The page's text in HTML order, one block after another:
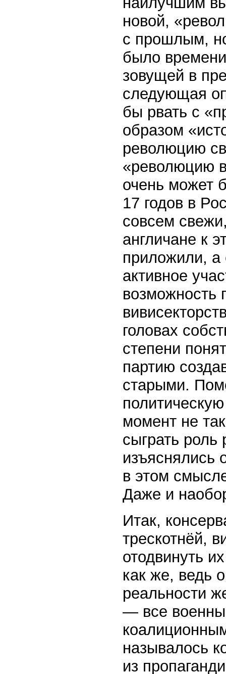
новой,
с прошлым,
было
зовущей в
следующая
бы рвать с
образом
революцию
«революцию в
очень может
17 годов в
совсем
англичане к
приложили,
активное
возможность
головах
степени
партию
старыми.
момент не
сыграть
изъяснялись
в этом
Даже и
Итак,
трескотнёй,
отодвинуть
как же, ведь
реальности
— все
называлось
из